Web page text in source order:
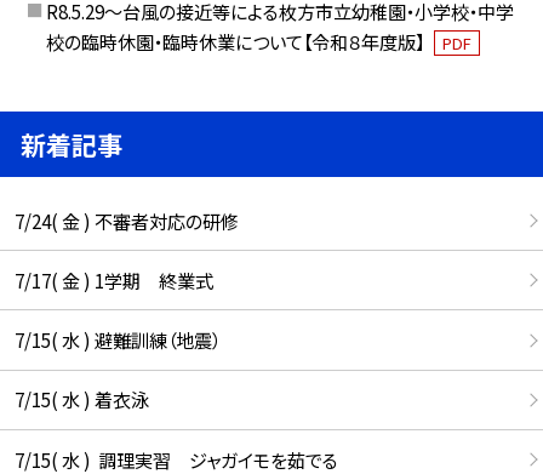
R8.5.29～台風の接近等による枚方市立幼稚園・小学校・中学
校の臨時休園・臨時休業について【令和８年度版】
PDF
新着記事
7/24( 金 ) 不審者対応の研修
7/17( 金 ) 1学期 終業式
7/15( 水 ) 避難訓練（地震）
7/15( 水 ) 着衣泳
7/15( 水 ) 調理実習 ジャガイモを茹でる